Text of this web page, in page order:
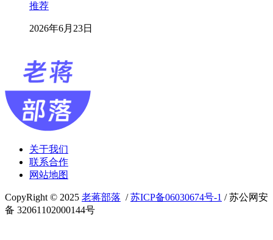
推荐
2026年6月23日
关于我们
联系合作
网站地图
CopyRight © 2025 老蒋部落 /苏ICP备06030674号-1 / 苏公网安
备 32061102000144号